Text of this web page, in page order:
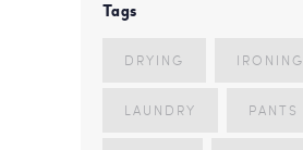
Tags
DRYING IRONING
LAUNDRY PANTS